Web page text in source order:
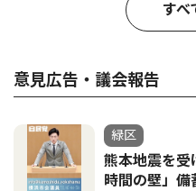
すべ
意見広告・議会報告
緑区
熊本地震を
時間の壁」